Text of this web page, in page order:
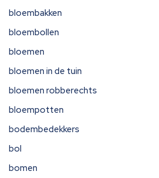
bloembakken
bloembollen
bloemen
bloemen in de tuin
bloemen robberechts
bloempotten
bodembedekkers
bol
bomen